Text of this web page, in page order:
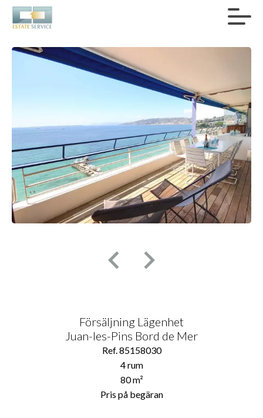
Försäljning Lägenhet
Juan-les-Pins Bord de Mer
Ref. 85158030
4 rum
80 m²
Pris på begäran